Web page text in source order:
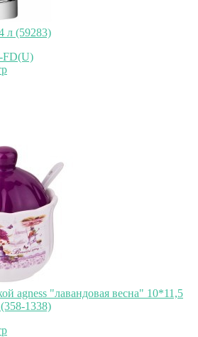
л (59283)
FD(U)
agness "лавандовая весна" 10*11,5
1338)